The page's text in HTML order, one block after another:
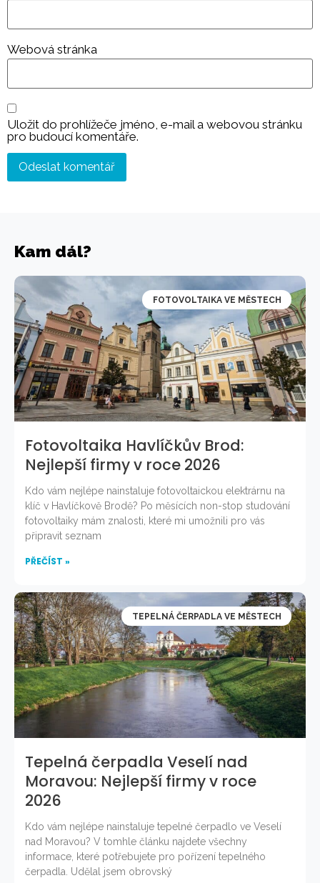
Webová stránka
Uložit do prohlížeče jméno, e-mail a webovou stránku
pro budoucí komentáře.
Kam dál?
FOTOVOLTAIKA VE MĚSTECH
Fotovoltaika Havlíčkův Brod:
Nejlepší firmy v roce 2026
Kdo vám nejlépe nainstaluje fotovoltaickou elektrárnu na
klíč v Havlíčkově Brodě? Po měsících non-stop studování
fotovoltaiky mám znalosti, které mi umožnili pro vás
připravit seznam
PŘEČÍST »
TEPELNÁ ČERPADLA VE MĚSTECH
Tepelná čerpadla Veselí nad
Moravou: Nejlepší firmy v roce
2026
Kdo vám nejlépe nainstaluje tepelné čerpadlo ve Veselí
nad Moravou? V tomhle článku najdete všechny
informace, které potřebujete pro pořízení tepelného
čerpadla. Udělal jsem obrovský